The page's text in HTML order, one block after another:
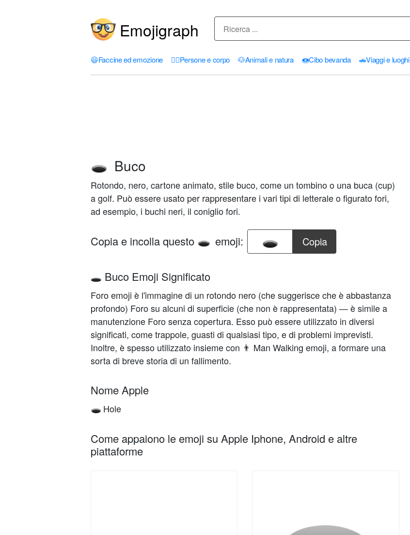
Emojigraph
😃Faccine ed emozione 🤦‍♀️Persone e corpo 🐶Animali e natura 🍩Cibo bevanda 🚗Viaggi e luoghi
🕳️ Buco
Rotondo, nero, cartone animato, stile buco, come un tombino o una buca (cup)
a golf. Può essere usato per rappresentare i vari tipi di letterale o figurato fori,
ad esempio, i buchi neri, il coniglio fori.
Copia e incolla questo 🕳️ emoji: Copia
🕳️ Buco Emoji Significato
Foro emoji è l'immagine di un rotondo nero (che suggerisce che è abbastanza
profondo) Foro su alcuni di superficie (che non è rappresentata) — è simile a
manutenzione Foro senza copertura. Esso può essere utilizzato in diversi
significati, come trappole, guasti di qualsiasi tipo, e di problemi imprevisti.
Inoltre, è spesso utilizzato insieme con 👨 Man Walking emoji, a formare una
sorta di breve storia di un fallimento.
Nome Apple
🕳️ Hole
Come appaiono le emoji su Apple Iphone, Android e altre
piattaforme